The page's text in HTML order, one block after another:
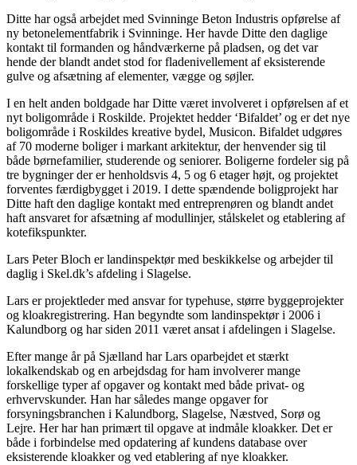
Ditte har også arbejdet med Svinninge Beton Industris opførelse af
ny betonelementfabrik i Svinninge. Her havde Ditte den daglige
kontakt til formanden og håndværkerne på pladsen, og det var
hende der blandt andet stod for fladenivellement af eksisterende
gulve og afsætning af elementer, vægge og søjler.
I en helt anden boldgade har Ditte været involveret i opførelsen af et
nyt boligområde i Roskilde. Projektet hedder ‘Bifaldet’ og er det nye
boligområde i Roskildes kreative bydel, Musicon. Bifaldet udgøres
af 70 moderne boliger i markant arkitektur, der henvender sig til
både børnefamilier, studerende og seniorer. Boligerne fordeler sig på
tre bygninger der er henholdsvis 4, 5 og 6 etager højt, og projektet
forventes færdigbygget i 2019. I dette spændende boligprojekt har
Ditte haft den daglige kontakt med entreprenøren og blandt andet
haft ansvaret for afsætning af modullinjer, stålskelet og etablering af
kotefikspunkter.
Lars Peter Bloch er landinspektør med beskikkelse og arbejder til
daglig i Skel.dk’s afdeling i Slagelse.
Lars er projektleder med ansvar for typehuse, større byggeprojekter
og kloakregistrering. Han begyndte som landinspektør i 2006 i
Kalundborg og har siden 2011 været ansat i afdelingen i Slagelse.
Efter mange år på Sjælland har Lars oparbejdet et stærkt
lokalkendskab og en arbejdsdag for ham involverer mange
forskellige typer af opgaver og kontakt med både privat- og
erhvervskunder. Han har således mange opgaver for
forsyningsbranchen i Kalundborg, Slagelse, Næstved, Sorø og
Lejre. Her har han primært til opgave at indmåle kloakker. Det er
både i forbindelse med opdatering af kundens database over
eksisterende kloakker og ved etablering af nye kloakker.